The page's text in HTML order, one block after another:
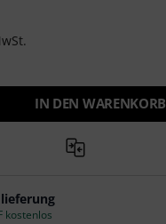
IN DEN WARENKORB
kostenlos